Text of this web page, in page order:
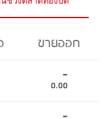
ขายออก
-
0.00